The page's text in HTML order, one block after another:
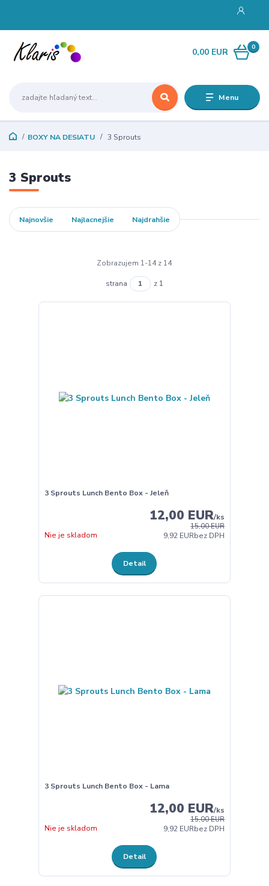
Menu
0
0,00 EUR
BOXY NA DESIATU 3 Sprouts
3 Sprouts
Najnovšie Najlacnejšie Najdrahšie
Zobrazujem 1-14 z 14
strana z 1
3 Sprouts Lunch Bento Box - Jeleň
15,00 EUR
12,00 EUR/ks
9,92 EURbez DPH
Nie je skladom
Detail
3 Sprouts Lunch Bento Box - Lama
15,00 EUR
12,00 EUR/ks
9,92 EURbez DPH
Nie je skladom
Detail